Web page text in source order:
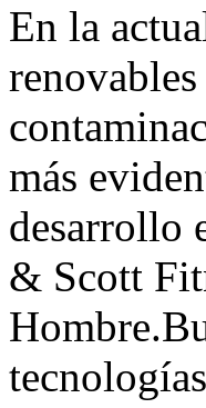
En la
más
desarrollo
& Scott